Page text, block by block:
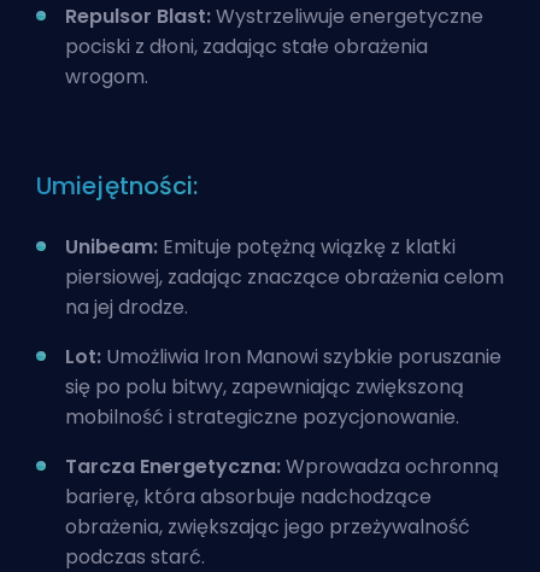
Repulsor Blast:Wystrzeliwuje energetyczne
pociski z dłoni, zadając stałe obrażenia
wrogom.
Umiejętności:
Unibeam: Emituje potężną wiązkę z klatki
piersiowej, zadając znaczące obrażenia celom
na jej drodze.
Lot: Umożliwia Iron Manowi szybkie poruszanie
się po polu bitwy, zapewniając zwiększoną
mobilność i strategiczne pozycjonowanie.
Tarcza Energetyczna:Wprowadza ochronną
barierę, która absorbuje nadchodzące
obrażenia, zwiększając jego przeżywalność
podczas starć.